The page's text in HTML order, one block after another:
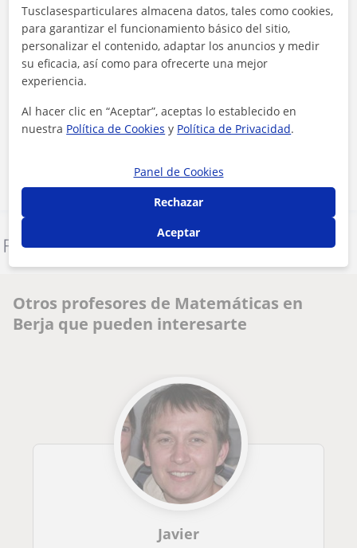
Denunciar este perfil
Otros profesores de Matemáticas en
Berja que pueden interesarte
Javier
Tusclasesparticulares almacena datos, tales como cookies,
para garantizar el funcionamiento básico del sitio,
personalizar el contenido, adaptar los anuncios y medir
su eficacia, así como para ofrecerte una mejor
experiencia.
Al hacer clic en “Aceptar”, aceptas lo establecido en
nuestra Política de Cookies y Política de Privacidad.
Panel de Cookies
Rechazar
Aceptar